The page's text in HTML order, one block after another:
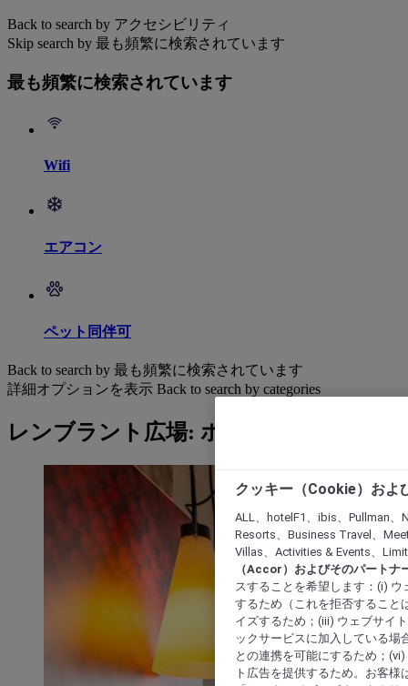
Back to search by アクセシビリティ
Skip search by 最も頻繁に検索されています
最も頻繁に検索されています
Wifi
エアコン
ペット同伴可
Back to search by 最も頻繁に検索されています
詳細オプションを表示 Back to search by categories
レンブラント広場: ホテルを検索する
クッキー（Cookie）およ
ALL、hotelF1、ibis、Pullman
Resorts、Business Travel、
Villas、Activities & Events、
（Accor）およびそのパートナ
スすることを希望します：(i)
するため（これを拒否すること
イズするため；(iii) ウェブサイ
ックサービスに加入している場
との連携を可能にするため；
ト広告を提供するため。お客